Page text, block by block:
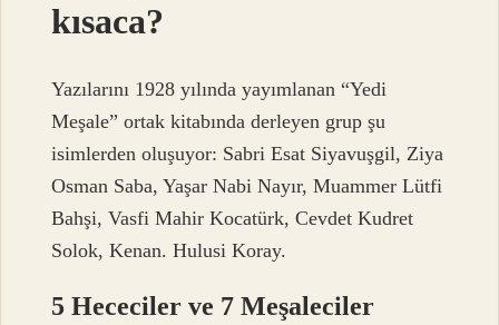
kısaca?
Yazılarını 1928 yılında yayımlanan “Yedi
Meşale” ortak kitabında derleyen grup şu
isimlerden oluşuyor: Sabri Esat Siyavuşgil, Ziya
Osman Saba, Yaşar Nabi Nayır, Muammer Lütfi
Bahşi, Vasfi Mahir Kocatürk, Cevdet Kudret
Solok, Kenan. Hulusi Koray.
5 Hececiler ve 7 Meşaleciler